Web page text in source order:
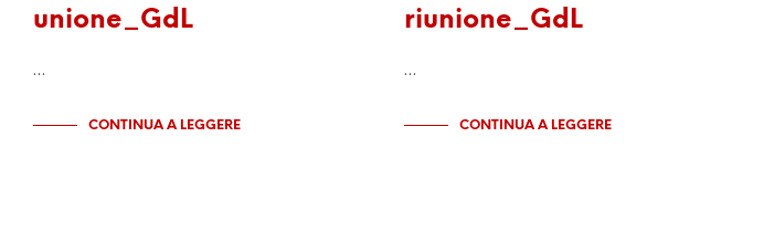
unione_GdL
…
CONTINUA A LEGGERE
riunione_GdL
…
CONTINUA A LEGGERE